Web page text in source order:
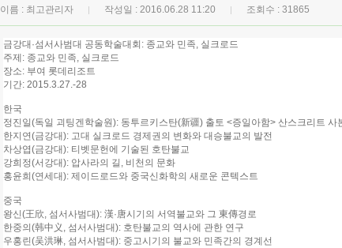
이름 : 최고관리자 | 작성일 : 2016.06.28 11:20 | 조회수 : 31865
금강대·섬서사범대 공동학술대회: 종교와 민족, 실크로드
주제: 종교와 민족, 실크로드
장소: 부여 롯데리조트
기간: 2015.3.27.-28
한국
정진일(독일 괴팅겐학술원): 동투르키스탄(新疆) 출토 <증일아함> 산스크리트 사
한지연(금강대): 고대 실크로드 경제권의 변화와 대승불교의 발전
차상엽(금강대): 티벳문헌에 기술된 호탄불교
강희정(서강대): 압사라의 길, 비천의 문화
홍윤희(연세대): 제이드로드와 중국신화학의 새로운 콘텍스트
중국
왕신(王欣, 섬서사범대): 漢·唐시기의 서역불교와 그 東傳경로
한중의(韩中义, 섬서사범대): 호탄불교의 역사에 관한 연구
우홍린(吴洪琳, 섬서사범대): 중고시기의 불교와 민족간의 경계선